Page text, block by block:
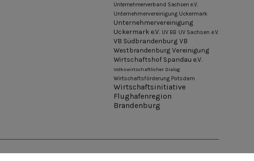
Unternehmerverband Sachsen e.V.
Unternehmervereinigung Uckermark
Unternehmervereinigung
Uckermark e.V. UV BB UV Sachsen e.V.
VB Südbrandenburg VB
Westbrandenburg Vereinigung
Wirtschaftshof Spandau e.V.
Volkswirtschaftlicher Dialog
Wirtschaftsförderung Potsdam
Wirtschaftsinitiative
Flughafenregion
Brandenburg